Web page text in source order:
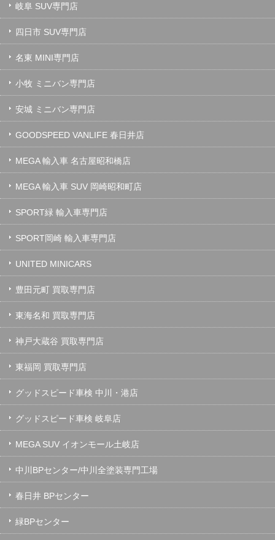
岐阜 SUV専門店
四日市 SUV専門店
名東 MINI専門店
小牧 ミニバン専門店
安城 ミニバン専門店
GOODSPEED VANLIFE 春日井店
MEGA 輸入車 名古屋昭和橋店
MEGA 輸入車 SUV 岡崎昭和町店
SPORT緑 輸入車専門店
SPORT岡崎 輸入車専門店
UNITED MINICARS
豊田元町 買取専門店
東海名和 買取専門店
神戸大蔵谷 買取専門店
東福岡 買取専門店
グッドスピード車検 中川・港店
グッドスピード車検 岐阜店
MEGA SUV イオンモール土岐店
中川BPセンター/中川全塗装専門工場
春日井 BPセンター
緑BPセンター